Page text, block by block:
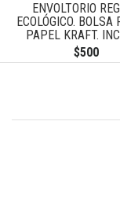
ENVOLTORIO
ECOLÓGICO. BOLSA
PAPEL KRAFT.
TARJETA DE...
$500